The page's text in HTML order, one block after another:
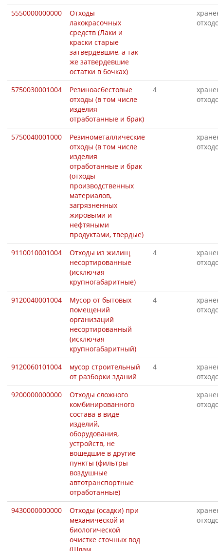
5550000000000
Отходы
лакокрасочных
средств (Лаки и
краски старые
затвердевшие, а так
же затвердевшие
остатки в бочках)
5750030001004
Резиноасбестовые
отходы (в том числе
изделия
отработанные и брак)
4
5750040001000
Резинометаллические
отходы (в том числе
изделия
отработанные и брак
(отходы
производственных
материалов,
загрязненных
жировыми и
нефтяными
продуктами, твердые)
9110010001004
Отходы из жилищ
несортированные
(исключая
крупногабаритные)
4
9120040001004
Мусор от бытовых
помещений
организаций
несортированный
(исключая
крупногабаритный)
4
9120060101004
мусор строительный
от разборки зданий
4
9200000000000
Отходы сложного
комбинированного
состава в виде
изделий,
оборудования,
устройств, не
вошедшие в другие
пункты (фильтры
воздушные
автотранспортные
отработанные)
9430000000000
Отходы (осадки) при
механической и
биологической
очистке сточных вод